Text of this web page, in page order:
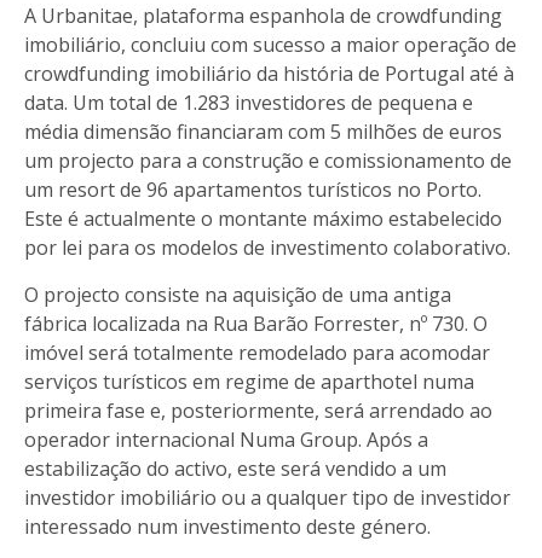
A Urbanitae, plataforma espanhola de crowdfunding
imobiliário, concluiu com sucesso a maior operação de
crowdfunding imobiliário da história de Portugal até à
data. Um total de 1.283 investidores de pequena e
média dimensão financiaram com 5 milhões de euros
um projecto para a construção e comissionamento de
um resort de 96 apartamentos turísticos no Porto.
Este é actualmente o montante máximo estabelecido
por lei para os modelos de investimento colaborativo.
O projecto consiste na aquisição de uma antiga
fábrica localizada na Rua Barão Forrester, nº 730. O
imóvel será totalmente remodelado para acomodar
serviços turísticos em regime de aparthotel numa
primeira fase e, posteriormente, será arrendado ao
operador internacional Numa Group. Após a
estabilização do activo, este será vendido a um
investidor imobiliário ou a qualquer tipo de investidor
interessado num investimento deste género.